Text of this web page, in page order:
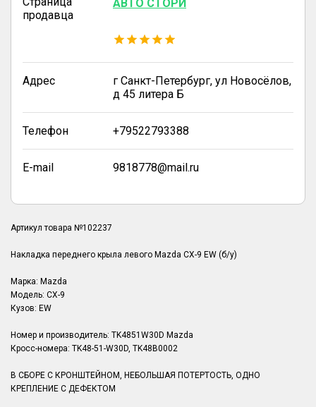
продавца
АВТО СТОРИ
Адрес
г Санкт-Петербург, ул Новосёлов,
д 45 литера Б
Телефон +79522793388
E-mail 9818778@mail.ru
Артикул товара №102237
Накладка переднего крыла левого Mazda CX-9 EW (б/у)
Марка: Mazda
Модель: CX-9
Кузов: EW
Номер и производитель: TK4851W30D Mazda
Кросс-номера: TK48-51-W30D, TK48B0002
В СБОРЕ С КРОНШТЕЙНОМ, НЕБОЛЬШАЯ ПОТЕРТОСТЬ, ОДНО
КРЕПЛЕНИЕ С ДЕФЕКТОМ